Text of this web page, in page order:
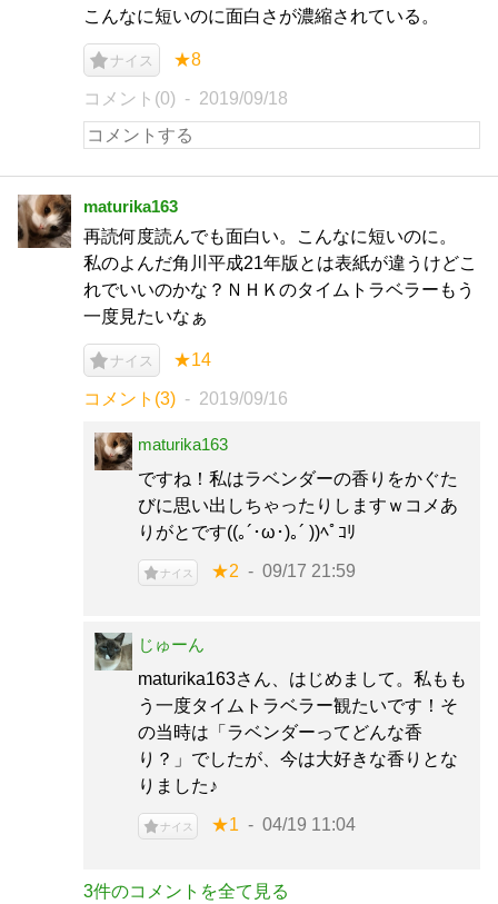
こんなに短いのに面白さが濃縮されている。
ナイス ★8
コメント(0) 2019/09/18
maturika163
再読何度読んでも面白い。こんなに短いのに。
私のよんだ角川平成21年版とは表紙が違うけどこ
れでいいのかな？ＮＨＫのタイムトラベラーもう
一度見たいなぁ
ナイス ★14
コメント(3) 2019/09/16
maturika163
ですね！私はラベンダーの香りをかぐた
びに思い出しちゃったりしますｗコメあ
りがとです((｡´･ω･)｡´ ))ﾍﾟｺﾘ
ナイス ★2 09/17 21:59
じゅーん
maturika163さん、はじめまして。私もも
う一度タイムトラベラー観たいです！そ
の当時は「ラベンダーってどんな香
り？」でしたが、今は大好きな香りとな
りました♪
ナイス ★1 04/19 11:04
3件のコメントを全て見る